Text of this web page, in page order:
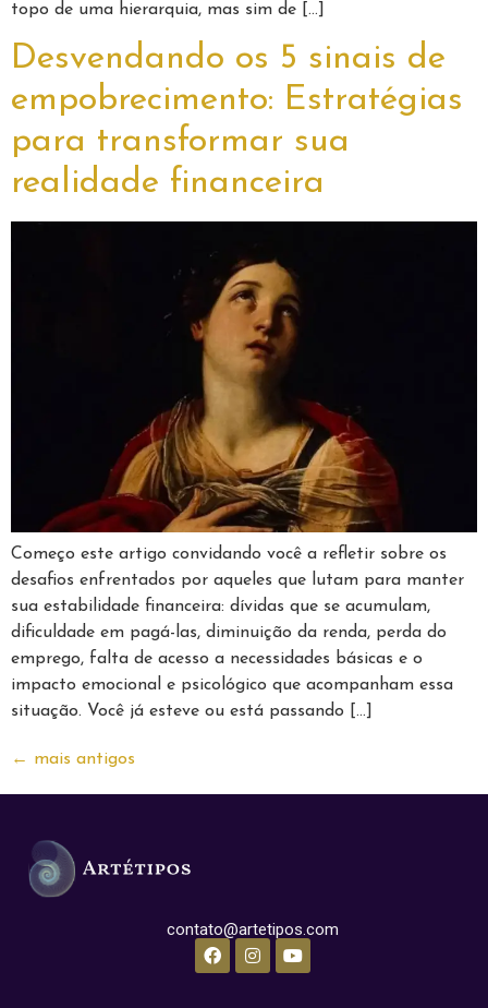
topo de uma hierarquia, mas sim de […]
Desvendando os 5 sinais de
empobrecimento: Estratégias
para transformar sua
realidade financeira
Começo este artigo convidando você a refletir sobre os
desafios enfrentados por aqueles que lutam para manter
sua estabilidade financeira: dívidas que se acumulam,
dificuldade em pagá-las, diminuição da renda, perda do
emprego, falta de acesso a necessidades básicas e o
impacto emocional e psicológico que acompanham essa
situação. Você já esteve ou está passando […]
← mais antigos
contato@artetipos.com